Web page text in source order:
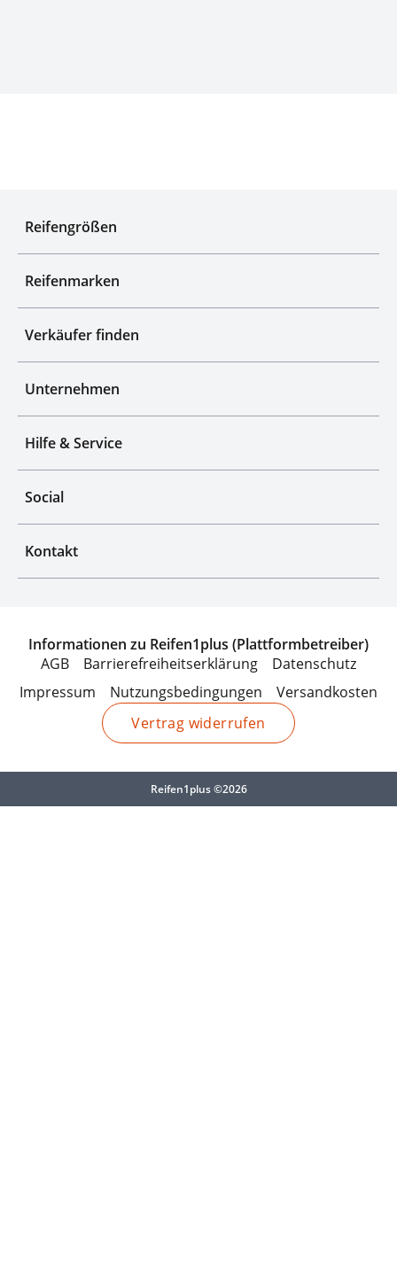
Reifengrößen
Reifenmarken
Verkäufer finden
Unternehmen
Hilfe & Service
Social
Kontakt
Informationen zu Reifen1plus (Plattformbetreiber)
AGB
Barrierefreiheitserklärung
Datenschutz
Impressum
Nutzungsbedingungen
Versandkosten
Vertrag widerrufen
Reifen1plus ©2026